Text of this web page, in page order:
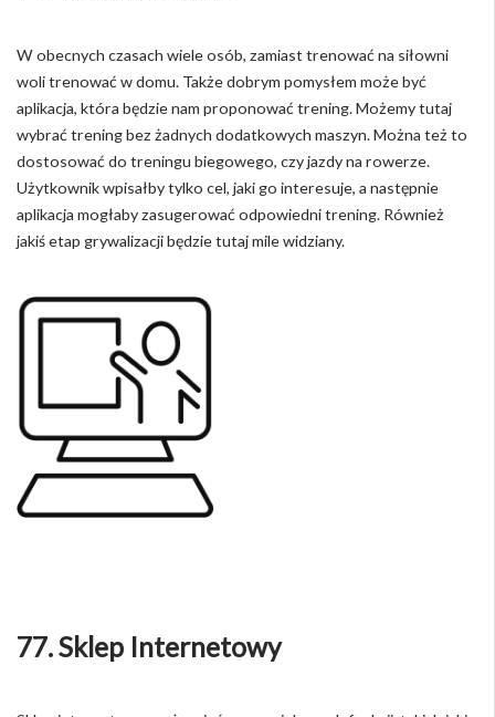
W obecnych czasach wiele osób, zamiast trenować na siłowni
woli trenować w domu. Także dobrym pomysłem może być
aplikacja, która będzie nam proponować trening. Możemy tutaj
wybrać trening bez żadnych dodatkowych maszyn. Można też to
dostosować do treningu biegowego, czy jazdy na rowerze.
Użytkownik wpisałby tylko cel, jaki go interesuje, a następnie
aplikacja mogłaby zasugerować odpowiedni trening. Również
jakiś etap grywalizacji będzie tutaj mile widziany.
77. Sklep Internetowy